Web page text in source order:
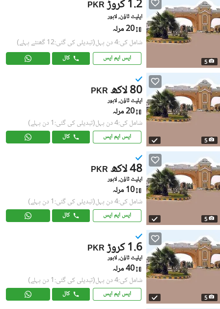
5
PKR 1.2 کروڑ
ایلیٹ ٹاؤن, لاہور
20 مرلہ
شامل کی:4 دن پہل (تبدیلی کی گئی:12 گھنٹے پہلے)
ایس ایم ایس کال
5
PKR 80 لاکھ
ایلیٹ ٹاؤن, لاہور
20 مرلہ
شامل کی:4 دن پہل (تبدیلی کی گئی:1 دن پہلے)
ایس ایم ایس کال
5
PKR 48 لاکھ
ایلیٹ ٹاؤن, لاہور
10 مرلہ
شامل کی:4 دن پہل (تبدیلی کی گئی:1 دن پہلے)
ایس ایم ایس کال
5
PKR 1.6 کروڑ
ایلیٹ ٹاؤن, لاہور
40 مرلہ
شامل کی:4 دن پہل (تبدیلی کی گئی:1 دن پہلے)
ایس ایم ایس کال